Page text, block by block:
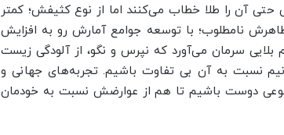
آن را طلا خطاب می‌کنند اما از نوع کثیفش؛ کمتر
نامطلوب؛ با توسعه جوامع آمارش رو به افزایش
سرمان می‌آورد که نپرس و نگو، از آلودگی زیست
نسبت به آن بی تفاوت باشیم. تجربه‌های جهانی و
دوست باشیم تا هم از عوارضش نسبت به خودمان